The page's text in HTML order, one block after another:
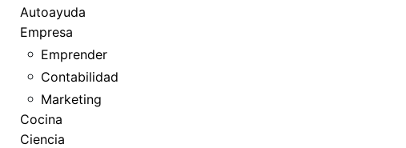
Autoayuda
Empresa
Emprender
Contabilidad
Marketing
Cocina
Ciencia